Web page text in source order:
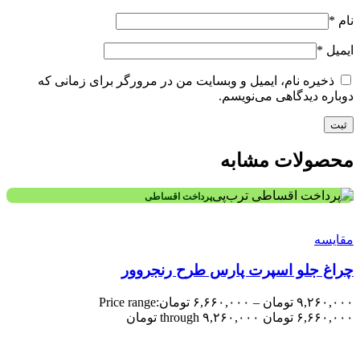
نام *
ایمیل *
ذخیره نام، ایمیل و وبسایت من در مرورگر برای زمانی که
دوباره دیدگاهی می‌نویسم.
محصولات مشابه
پرداخت اقساطی
مقایسه
چراغ جلو اسپرت پارس طرح رنجروور
۹,۲۶۰,۰۰۰ تومان – ۶,۶۶۰,۰۰۰ تومانPrice range:
۶,۶۶۰,۰۰۰ تومان through ۹,۲۶۰,۰۰۰ تومان